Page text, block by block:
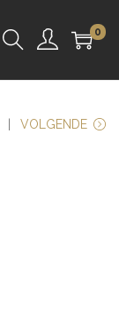
0
VOLGENDE